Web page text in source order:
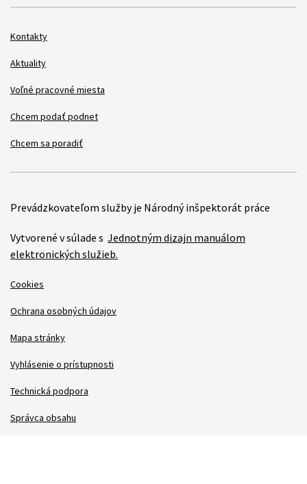
Kontakty
Aktuality
Voľné pracovné miesta
Chcem podať podnet
Chcem sa poradiť
Prevádzkovateľom služby je Národný inšpektorát práce
Vytvorené v súlade s Jednotným dizajn manuálom
elektronických služieb.
Cookies
Ochrana osobných údajov
Mapa stránky
Vyhlásenie o prístupnosti
Technická podpora
Správca obsahu